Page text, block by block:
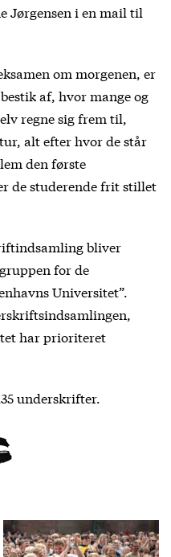
Jørgensen i en mail til
om morgenen, er
af, hvor mange og
regne sig frem til,
alt efter hvor de står
den første
de studerende frit stillet
bliver
for de
Universitet”.
har prioriteret
underskrifter.